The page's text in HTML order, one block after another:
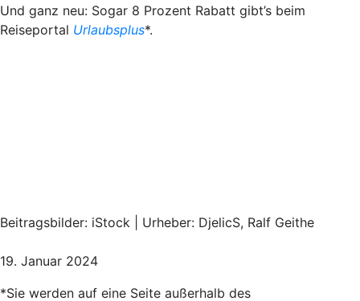
Und ganz neu: Sogar 8 Prozent Rabatt gibt’s beim
Reiseportal Urlaubsplus*.
Beitragsbilder: iStock | Urheber: DjelicS, Ralf Geithe
19. Januar 2024
*Sie werden auf eine Seite außerhalb des